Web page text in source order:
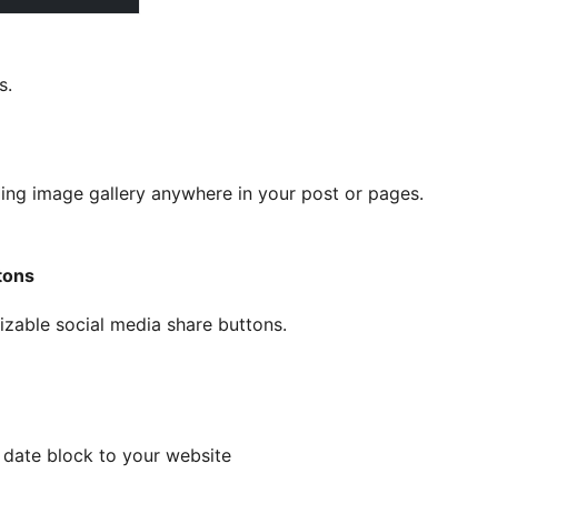
image gallery anywhere in your post or pages.
social media share buttons.
block to your website